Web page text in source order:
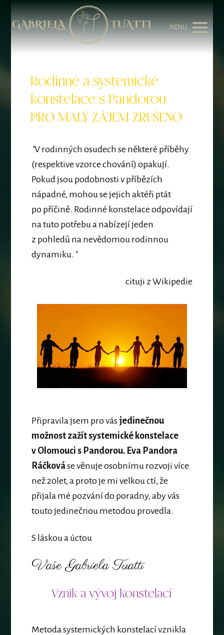
MENU
Rodinné a systemické
konstelace s Pandorou
PRO MALÝ ZÁJEM ZRUŠENO
"V rodinných osudech se některé příběhy
(respektive vzorce chování) opakují.
Pokud jsou podobnosti v příbězích
nápadné, mohou se jejich aktéři ptát
po příčině. Rodinné konstelace odpovídají
na tuto potřebu a nabízejí jeden
z pohledů na nevědomou rodinnou
dynamiku. "
cituji z Wikipedie
Připravila jsem pro vásjedinečnou
možnost zažít systemické konstelace
v Olomouci s Pandorou. Eva Pandora
Ráčkováse věnuje osobnímu rozvoji více
než 20let, a proto je mi velkou ctí, že
přijala mé pozvání do poradny, aby vás
touto jedinečnou metodou provedla.
S láskou a úctou
Vaše Gabriela Tuatti
Vznik a vývoj konstelací
Metoda systemických konstelací vznikla